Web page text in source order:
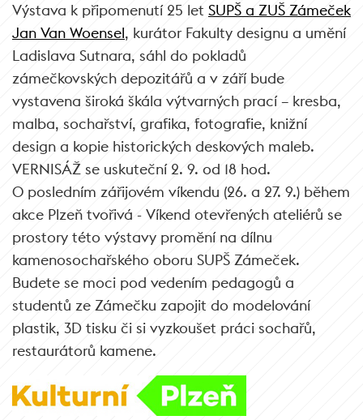
Výstava k připomenutí 25 let SUPŠ a ZUŠ Zámeček
Jan Van Woensel, kurátor Fakulty designu a umění
Ladislava Sutnara, sáhl do pokladů
zámečkovských depozitářů a v září bude
vystavena široká škála výtvarných prací – kresba,
malba, sochařství, grafika, fotografie, knižní
design a kopie historických deskových maleb.
VERNISÁŽ se uskuteční 2. 9. od 18 hod.
O posledním zářijovém víkendu (26. a 27. 9.) během
akce Plzeň tvořivá - Víkend otevřených ateliérů se
prostory této výstavy promění na dílnu
kamenosochařského oboru SUPŠ Zámeček.
Budete se moci pod vedením pedagogů a
studentů ze Zámečku zapojit do modelování
plastik, 3D tisku či si vyzkoušet práci sochařů,
restaurátorů kamene.